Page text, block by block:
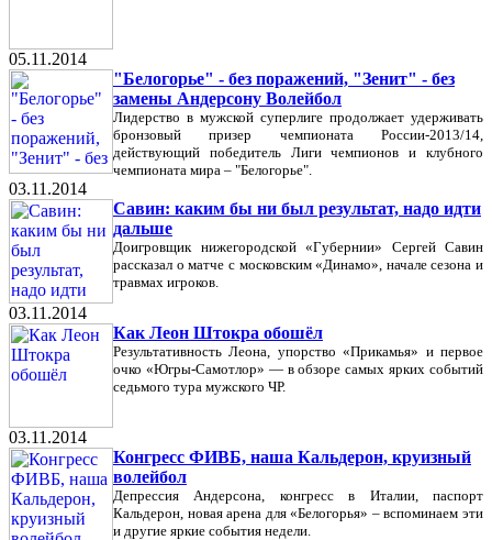
05.11.2014
"Белогорье" - без поражений, "Зенит" - без
замены Андерсону Волейбол
Лидерство в мужской суперлиге продолжает удерживать
бронзовый призер чемпионата России-2013/14,
действующий победитель Лиги чемпионов и клубного
чемпионата мира – "Белогорье".
03.11.2014
Савин: каким бы ни был результат, надо идти
дальше
Доигровщик нижегородской «Губернии» Сергей Савин
рассказал о матче с московским «Динамо», начале сезона и
травмах игроков.
03.11.2014
Как Леон Штокра обошёл
Результативность Леона, упорство «Прикамья» и первое
очко «Югры-Самотлор» — в обзоре самых ярких событий
седьмого тура мужского ЧР.
03.11.2014
Конгресс ФИВБ, наша Кальдерон, круизный
волейбол
Депрессия Андерсона, конгресс в Италии, паспорт
Кальдерон, новая арена для «Белогорья» – вспоминаем эти
и другие яркие события недели.